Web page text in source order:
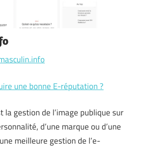
une bonne E-réputation ?
la gestion de l’image publique sur
d’une marque ou d’une
meilleure gestion de l’e-